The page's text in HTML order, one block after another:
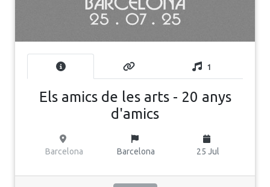
1
Els amics de les arts - 20 anys
d'amics
Barcelona Barcelona 25 Jul